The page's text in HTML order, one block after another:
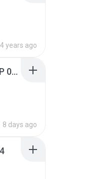
4 years ago
[Witanime.com] RKNGMNNTSRCMB EP 06 HD.mp4
8 days ago